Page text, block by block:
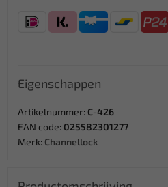
Eigenschappen
Artikelnummer: C-426
EAN code: 025582301277
Merk: Channellock